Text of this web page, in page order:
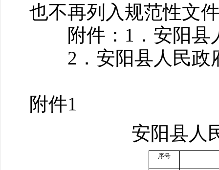
也不再列入规范性文
附件：1．安阳县
2．安阳县人民政
附件1
安阳县人
序号